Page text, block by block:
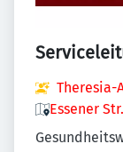
Theresia-
Essener